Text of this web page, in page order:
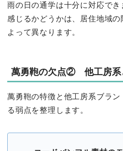
雨の日の通学は十分に対応でき
感じるかどうかは、居住地域の
よって異なります。
萬勇鞄の欠点② 他工房系
萬勇鞄の特徴と他工房系ブラン
る弱点を整理します。